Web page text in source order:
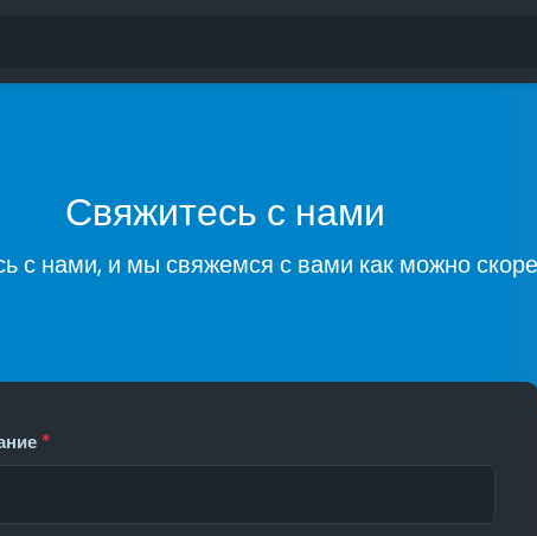
Свяжитесь с нами
с нами, и мы свяжемся с вами как можно
*